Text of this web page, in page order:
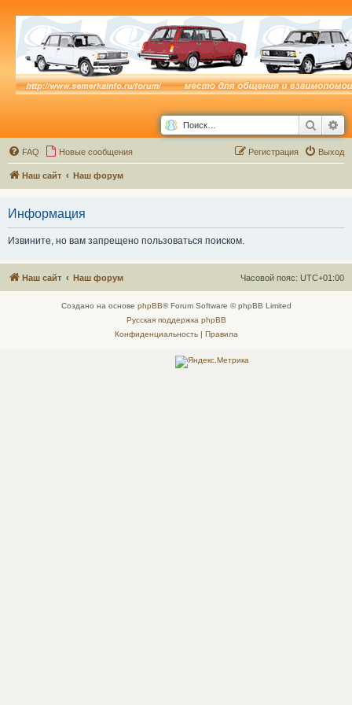
Поиск
FAQ Новые сообщения Выход
Регистрация
Наш сайт Наш форум
Информация
Извините, но вам запрещено пользоваться поиском.
Наш сайт Наш форум Часовой пояс: UTC+01:00
Создано на основе phpBB® Forum Software © phpBB Limited
Русская поддержка phpBB
Конфиденциальность| Правила